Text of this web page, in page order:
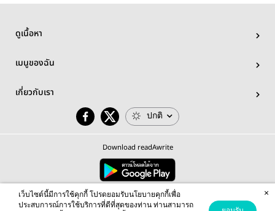
ดูเนื้อหา
เมนูของฉัน
เกี่ยวกับเรา
ปกติ
Download readAwrite
© 2026 readAwrite.com by MEB Corporation Public Company Limited
This site is protected by reCAPTCHA and the Google Privacy Policy Terms of Serviceapply.
เว็บไซต์นี้มีการใช้คุกกี้ โปรดยอมรับนโยบายคุกกี้เพื่อ
ประสบการณ์การใช้บริการที่ดีที่สุดของท่าน ท่านสามารถ
×